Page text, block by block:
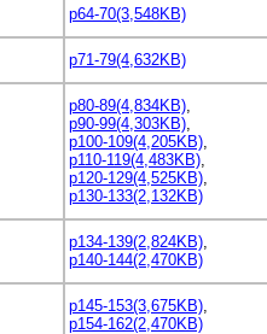
p64-70(3,548KB)
p71-79(4,632KB)
p80-89(4,834KB),
p90-99(4,303KB),
p100-109(4,205KB),
p110-119(4,483KB),
p120-129(4,525KB),
p130-133(2,132KB)
p134-139(2,824KB),
p140-144(2,470KB)
p145-153(3,675KB),
p154-162(2,470KB)